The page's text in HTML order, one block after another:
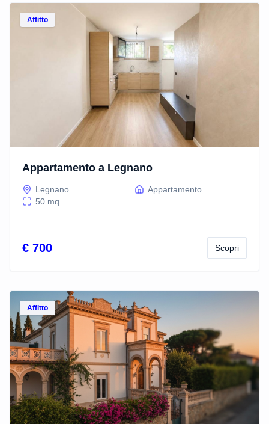
Affitto
Appartamento a Legnano
Legnano
Appartamento
50 mq
€ 700 Scopri
Affitto